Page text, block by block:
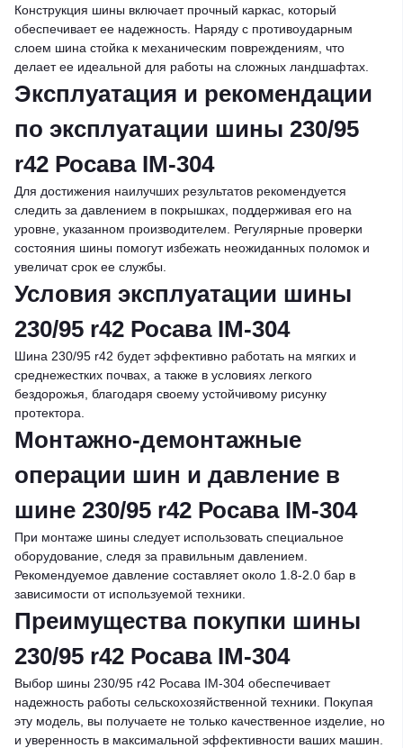
Конструкция шины включает прочный каркас, который
обеспечивает ее надежность. Наряду с противоударным
слоем шина стойка к механическим повреждениям, что
делает ее идеальной для работы на сложных ландшафтах.
Эксплуатация и рекомендации
по эксплуатации шины 230/95
r42 Росава IM-304
Для достижения наилучших результатов рекомендуется
следить за давлением в покрышках, поддерживая его на
уровне, указанном производителем. Регулярные проверки
состояния шины помогут избежать неожиданных поломок и
увеличат срок ее службы.
Условия эксплуатации шины
230/95 r42 Росава IM-304
Шина 230/95 r42 будет эффективно работать на мягких и
среднежестких почвах, а также в условиях легкого
бездорожья, благодаря своему устойчивому рисунку
протектора.
Монтажно-демонтажные
операции шин и давление в
шине 230/95 r42 Росава IM-304
При монтаже шины следует использовать специальное
оборудование, следя за правильным давлением.
Рекомендуемое давление составляет около 1.8-2.0 бар в
зависимости от используемой техники.
Преимущества покупки шины
230/95 r42 Росава IM-304
Выбор шины 230/95 r42 Росава IM-304 обеспечивает
надежность работы сельскохозяйственной техники. Покупая
эту модель, вы получаете не только качественное изделие, но
и уверенность в максимальной эффективности ваших машин.